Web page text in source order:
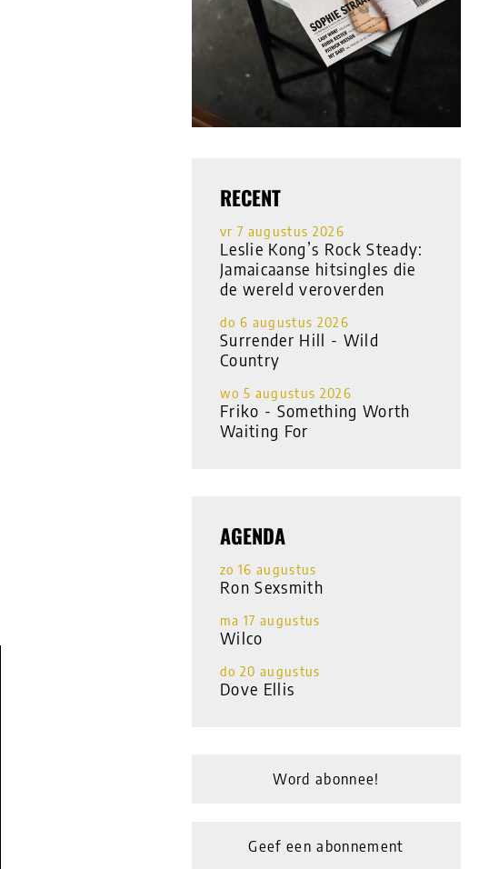
RECENT
vr 7 augustus 2026
Leslie Kong’s Rock Steady:
Jamaicaanse hitsingles die
de wereld veroverden
do 6 augustus 2026
Surrender Hill - Wild
Country
wo 5 augustus 2026
Friko - Something Worth
Waiting For
AGENDA
zo 16 augustus
Ron Sexsmith
ma 17 augustus
Wilco
do 20 augustus
Dove Ellis
Word abonnee!
Geef een abonnement